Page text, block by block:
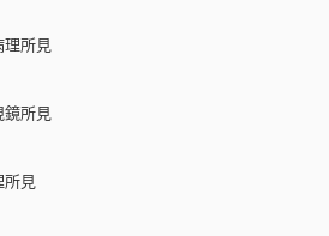
理所見
鏡所見
所見